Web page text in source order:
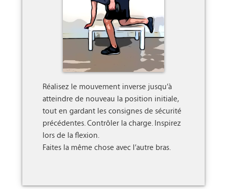
Réalisez le mouvement inverse jusqu’à
atteindre de nouveau la position initiale,
tout en gardant les consignes de sécurité
précédentes. Contrôler la charge. Inspirez
lors de la flexion.
Faites la même chose avec l’autre bras.